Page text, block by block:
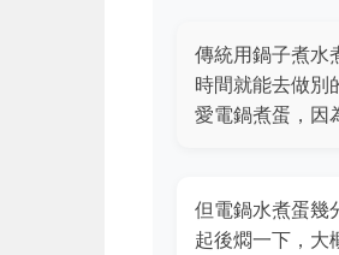
傳統用鍋子煮水
時間就能去做別
愛電鍋煮蛋，因
但電鍋水煮蛋幾
起後燜一下，大